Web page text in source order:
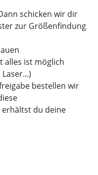
schicken wir dir
zur Größenfindung
alles ist möglich
bestellen wir
erhältst du deine